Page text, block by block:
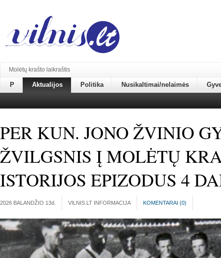
Molėtų krašto laikraštis
P Aktualijos Politika Nusikaltimai/nelaimės
PER KUN. JONO ŽVINIO
ŽVILGSNIS Į MOLĖTŲ
ISTORIJOS EPIZODUS 4
2026 BALANDŽIO 13d. VILNIS.LT INFORMACIJA KOMENTARAI (0)